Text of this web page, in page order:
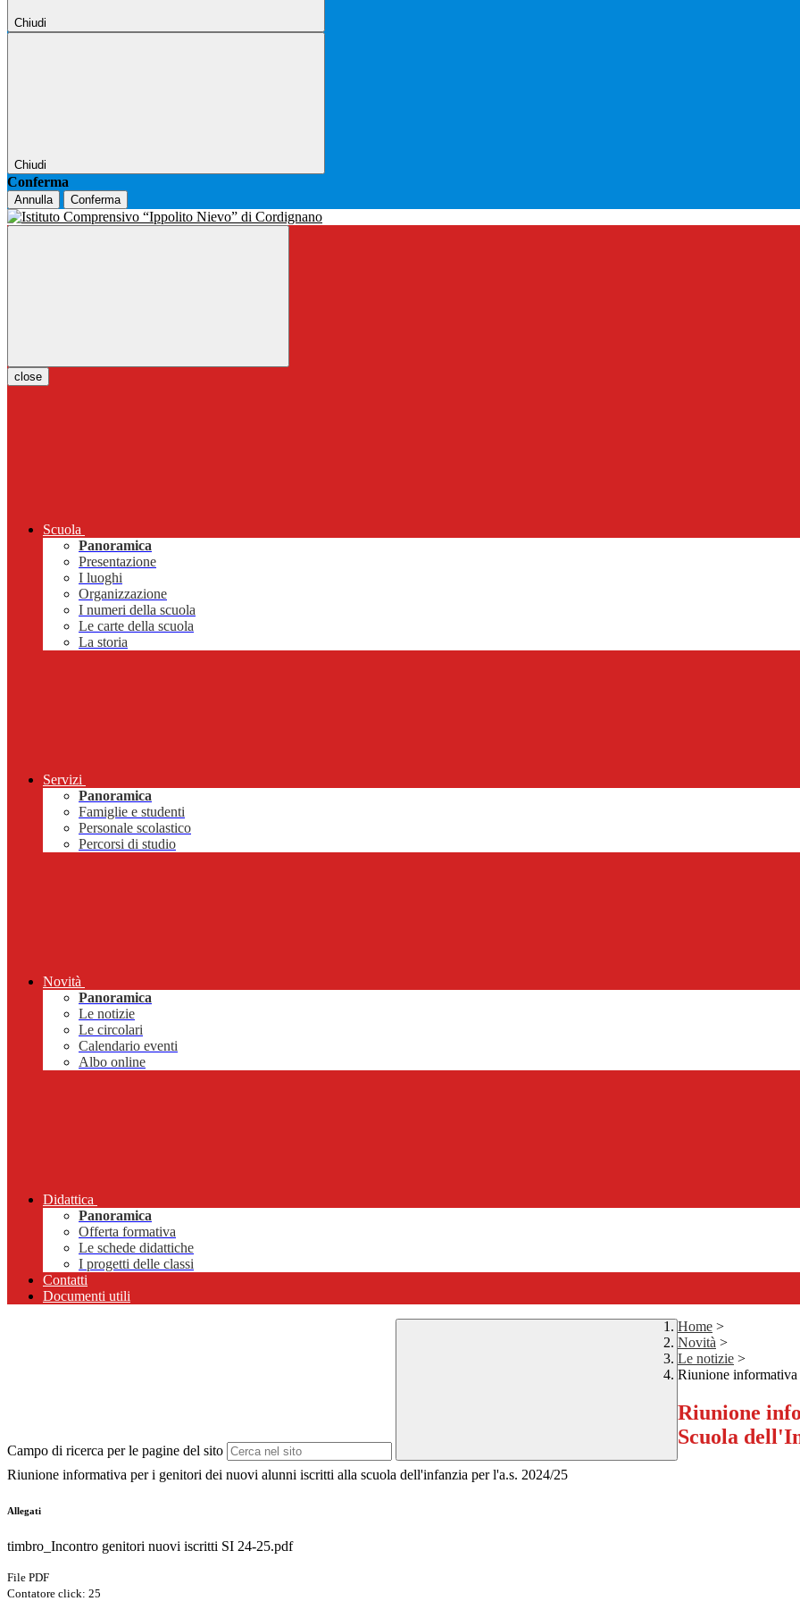
Chiudi
Chiudi
Conferma
Annulla Conferma
close
Scuola
Panoramica
Presentazione
I luoghi
Organizzazione
I numeri della scuola
Le carte della scuola
La storia
Servizi
Panoramica
Famiglie e studenti
Personale scolastico
Percorsi di studio
Novità
Panoramica
Le notizie
Le circolari
Calendario eventi
Albo online
Didattica
Panoramica
Offerta formativa
Le schede didattiche
I progetti delle classi
Contatti
Documenti utili
Campo di ricerca per le pagine del sito
Home >
Novità >
Le notizie >
Riunione
Riunione
Scuola
Riunione informativa per i genitori dei nuovi alunni iscritti alla scuola dell'infanzia per l'a.s. 2024/25
Allegati
timbro_Incontro genitori nuovi iscritti SI 24-25.pdf
File PDF
Contatore click: 25